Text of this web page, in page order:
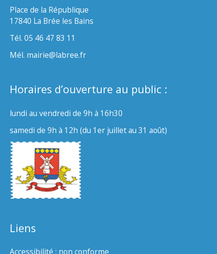
Place de la République
17840 La Brée les Bains
Tél. 05 46 47 83 11
Mél. mairie@labree.fr
Horaires d’ouverture au public :
lundi au vendredi de 9h à 16h30
samedi de 9h à 12h (du 1er juillet au 31 août)
Liens
Accessibilité : non conforme